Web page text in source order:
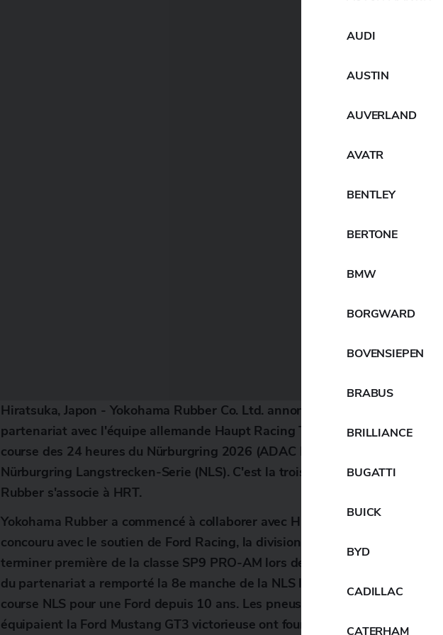
Hiratsuka, Japon - Yokohama Rubber Co. Ltd. annonce qu'il a renouvelé son
partenariat avec l'équipe allemande Haupt Racing Team (HRT) et vise des
course des 24 heures du Nürburgring 2026 (ADAC RAVENOL 24h
Nürburgring Langstrecken-Serie (NLS). C'est la troisième année consécutive
Rubber s'associe à HRT.
Yokohama Rubber a commencé à collaborer avec HRT en 2024, et la saison
concouru avec le soutien de Ford Racing, la division course de Ford Motor
terminer première de la classe SP9 PRO-AM lors des 24 heures du
du partenariat a remporté la 8e manche de la NLS l'année dernière, la
course NLS pour une Ford depuis 10 ans. Les pneus de course ADVAN de
équipaient la Ford Mustang GT3 victorieuse ont fourni les performances de
AUDI
AUSTIN
AUVERLAND
AVATR
BENTLEY
BERTONE
BMW
BORGWARD
BOVENSIEPEN
BRABUS
BRILLIANCE
BUGATTI
BUICK
BYD
CADILLAC
CATERHAM